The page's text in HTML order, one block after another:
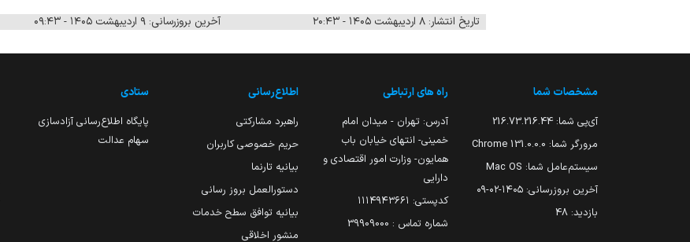
تاریخ انتشار: ۸ اردیبهشت ۱۴۰۵ - ۲۰:۴۳ آخرین بروزرسانی: ۹ اردیبهشت ۱۴۰۵ - ۰۹:۴۳
مشخصات شما
آی‌پی شما: 216.73.216.44
مرورگر شما: 131.0.0.0 Chrome
سیستم‌عامل شما: Mac OS
آخرین بروزرسانی: ۱۴۰۵-۰۲-۰۹
بازدید: 48
راه های ارتباطی
آدرس: تهران - میدان امام
خمینی- انتهای خیابان باب
همایون- وزارت امور اقتصادی و
دارایی
کدپستی: ۱۱۱۴۹۴۳۶۶۱
شماره تماس : 39909000
اطلاع‌رسانی
راهبرد مشارکتی
حریم خصوصی کاربران
بیانیه تارنما
دستورالعمل بروز رسانی
بیانیه توافق سطح خدمات
منشور اخلاقی
ستادی
پایگاه اطلاع‌رسانی آزادسازی
سهام عدالت